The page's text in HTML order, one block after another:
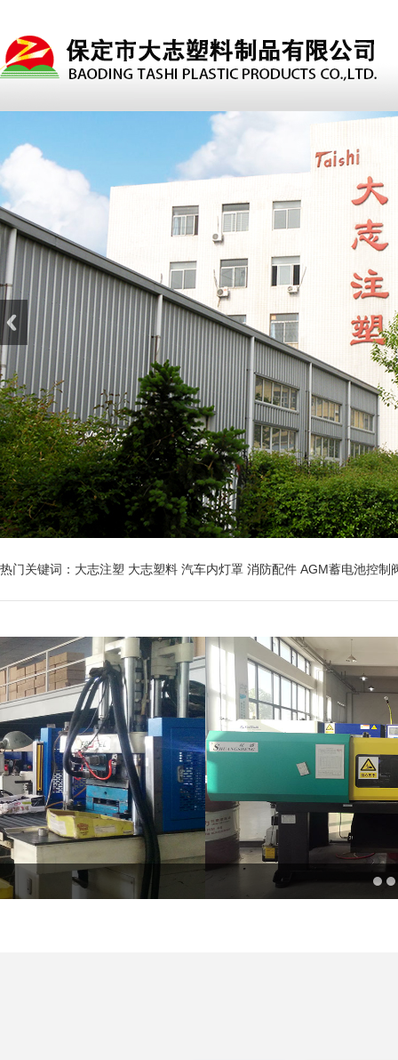
热门关键词：大志注塑 大志塑料 汽车内灯罩 消防配件 AGM蓄电池控制